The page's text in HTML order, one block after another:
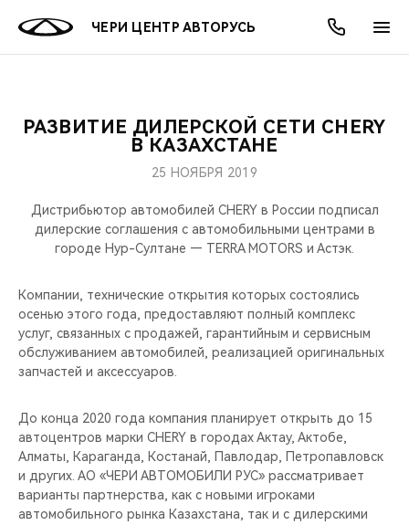
ЧЕРИ ЦЕНТР АВТОРУСЬ
МОДЕЛИ
КРОССОВЕРЫ
СЕДАНЫ
НОВИНКИ
ПОКУПАТЕЛЯМ
КРЕДИТ И СТРАХОВАНИЕ
ВЛАДЕЛЬЦАМ
ЗАПЧАСТИ И АКСЕССУАРЫ
CHERY CONNECT
МИР CHERY
О БРЕНДЕ
ЛЮДИ CHERY
БЛАГОТВОРИТЕЛЬНОСТЬ
CHERY REMOTE
CHERY И СПОРТ
НАШИ МЕРОПРИЯТИЯ
АКЦИИ
ОНЛАЙН СЕРВИСЫ
КРЕДИТ
О КОМПАНИИ
МЫ В СОЦСЕТЯХ
РАЗВИТИЕ ДИЛЕРСКОЙ СЕТИ CHERY
В КАЗАХСТАНЕ
25 НОЯБРЯ 2019
Дистрибьютор автомобилей CHERY в России подписал
дилерские соглашения с автомобильными центрами в
городе Нур-Султане — TERRA MOTORS и Астэк.
Компании, технические открытия которых состоялись
осенью этого года, предоставляют полный комплекс
услуг, связанных с продажей, гарантийным и сервисным
обслуживанием автомобилей, реализацией оригинальных
запчастей и аксессуаров.
До конца 2020 года компания планирует открыть до 15
автоцентров марки CHERY в городах Актау, Актобе,
Алматы, Караганда, Костанай, Павлодар, Петропавловск
и других. АО «ЧЕРИ АВТОМОБИЛИ РУС» рассматривает
варианты партнерства, как с новыми игроками
автомобильного рынка Казахстана, так и с дилерскими